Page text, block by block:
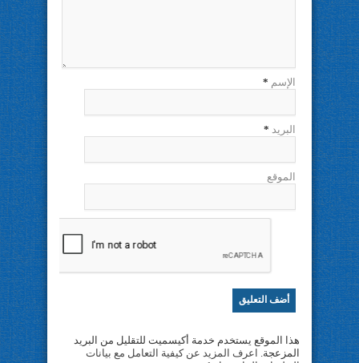
الإسم *
البريد *
الموقع
هذا الموقع يستخدم خدمة أكيسميت للتقليل من البريد
المزعجة.
اعرف المزيد عن كيفية التعامل مع بيانات